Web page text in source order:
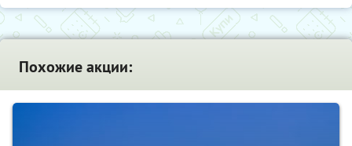
Похожие акции: